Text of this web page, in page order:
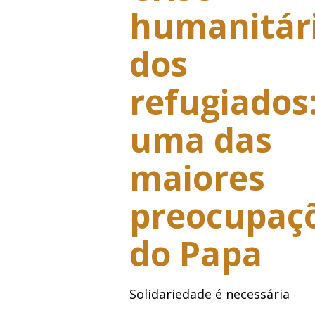
dos
uma das
maiores
do Papa
Solidariedade é necessária